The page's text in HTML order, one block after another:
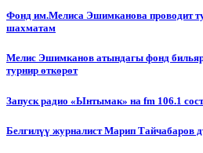
Фонд им.Мелиса Эшимканова проводит
шахматам
Мелис Эшимканов атындагы фонд
турнир өткөрөт
Запуск радио «Ынтымак» на fm 106.1
Белгилүү журналист Марип Тайчабаров